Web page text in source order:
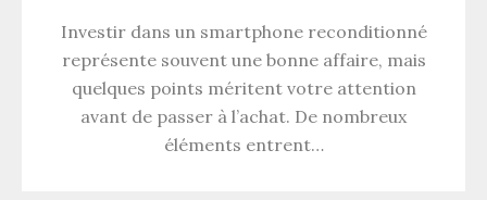
Investir dans un smartphone reconditionné
représente souvent une bonne affaire, mais
quelques points méritent votre attention
avant de passer à l’achat. De nombreux
éléments entrent…